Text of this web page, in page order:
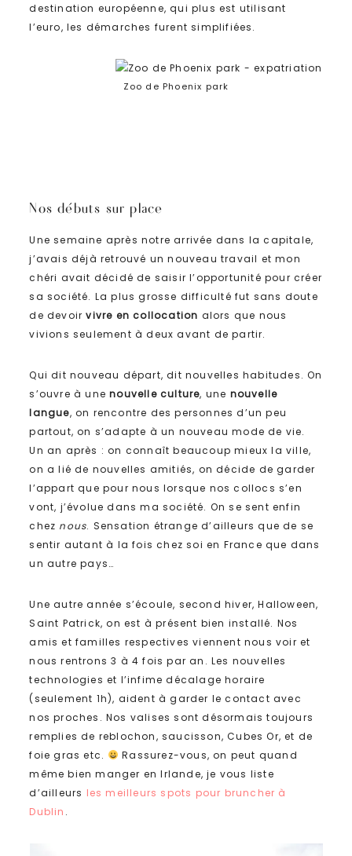
destination européenne, qui plus est utilisant
l’euro, les démarches furent simplifiées.
Zoo de Phoenix park
Nos débuts sur place
Une semaine après notre arrivée dans la capitale,
j’avais déjà retrouvé un nouveau travail et mon
chéri avait décidé de saisir l’opportunité pour créer
sa société. La plus grosse difficulté fut sans doute
de devoirvivre en collocation alors que nous
vivions seulement à deux avant de partir.
Qui dit nouveau départ, dit nouvelles habitudes. On
s’ouvre à unenouvelle culture, une nouvelle
langue, on rencontre des personnes d’un peu
partout, on s’adapte à un nouveau mode de vie.
Un an après : on connaît beaucoup mieux la ville,
on a lié de nouvelles amitiés, on décide de garder
l’appart que pour nous lorsque nos collocs s’en
vont, j’évolue dans ma société. On se sent enfin
chez nous. Sensation étrange d’ailleurs que de se
sentir autant à la fois chez soi en France que dans
un autre pays…
Une autre année s’écoule, second hiver, Halloween,
Saint Patrick, on est à présent bien installé. Nos
amis et familles respectives viennent nous voir et
nous rentrons 3 à 4 fois par an. Les nouvelles
technologies et l’infime décalage horaire
(seulement 1h), aident à garder le contact avec
nos proches. Nos valises sont désormais toujours
remplies de reblochon, saucisson, Cubes Or, et de
foie gras etc.
Rassurez-vous, on peut quand
même bien manger en Irlande, je vous liste
d’ailleurs les meilleurs spots pour bruncher à
Dublin .